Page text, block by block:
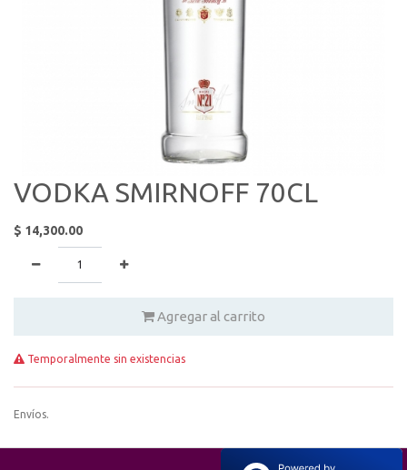
VODKA SMIRNOFF 70CL
$ 14,300.00
Agregar al carrito
Temporalmente sin existencias
Envíos.